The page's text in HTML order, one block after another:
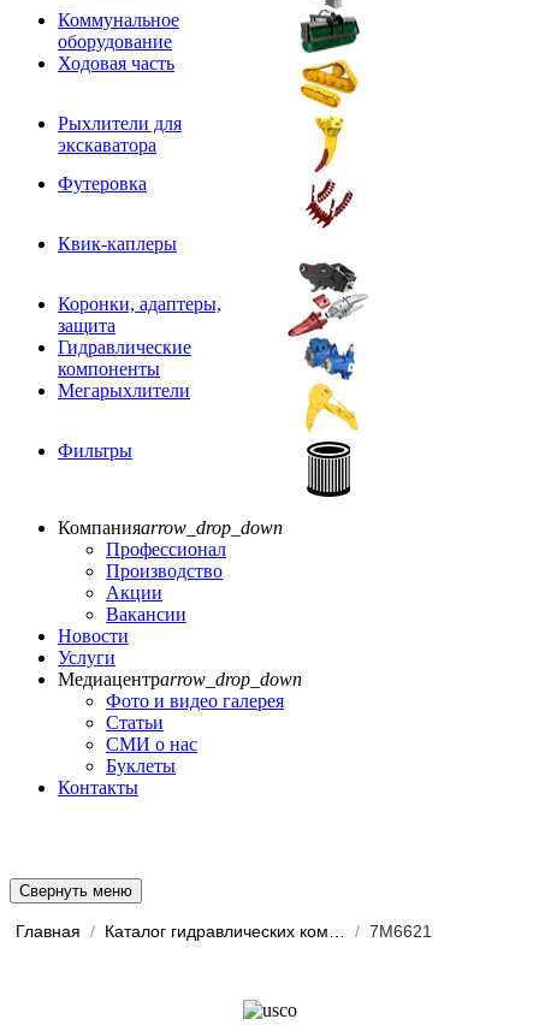
Коммунальное
оборудование
Ходовая часть
Рыхлители для
экскаватора
Футеровка
Квик-каплеры
Коронки, адаптеры,
защита
Гидравлические
компоненты
Мегарыхлители
Фильтры
Компанияarrow_drop_down
Профессионал
Производство
Акции
Вакансии
Новости
Услуги
Медиацентрarrow_drop_down
Фото и видео галерея
Статьи
СМИ о нас
Буклеты
Контакты
Свернуть меню
Главная / / 7M6621